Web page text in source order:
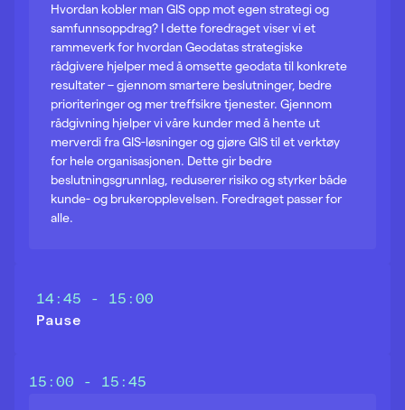
Hvordan kobler man GIS opp mot egen strategi og
samfunnsoppdrag? I dette foredraget viser vi et
rammeverk for hvordan Geodatas strategiske
rådgivere hjelper med å omsette geodata til konkrete
resultater – gjennom smartere beslutninger, bedre
prioriteringer og mer treffsikre tjenester. Gjennom
rådgivning hjelper vi våre kunder med å hente ut
merverdi fra GIS-løsninger og gjøre GIS til et verktøy
for hele organisasjonen. Dette gir bedre
beslutningsgrunnlag, reduserer risiko og styrker både
kunde- og brukeropplevelsen. Foredraget passer for
alle.
Pause
14:45 - 15:00
15:00 - 15:45